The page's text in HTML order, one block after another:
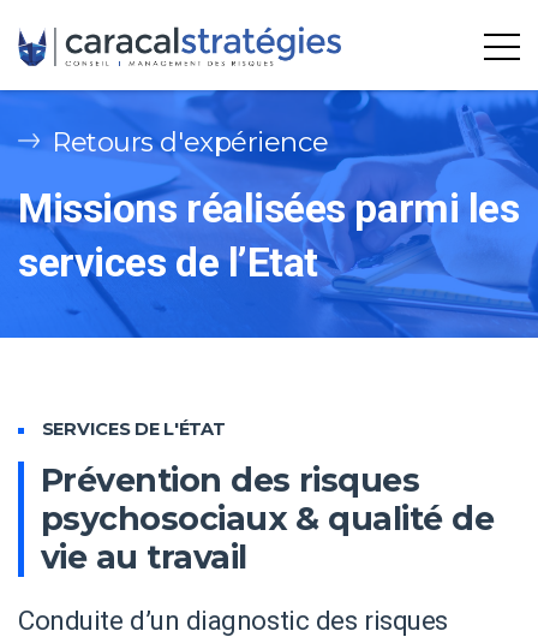
Retours d'expérience
Missions réalisées parmi les
services de l’Etat
SERVICES DE L'ÉTAT
Prévention des risques
psychosociaux & qualité de
vie au travail
Conduite d’un diagnostic des risques